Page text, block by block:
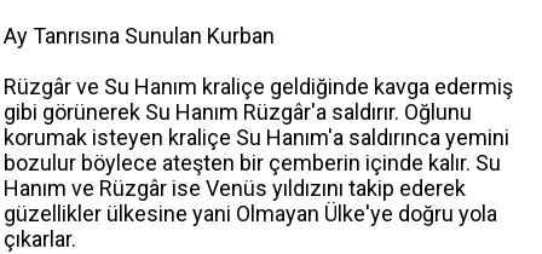
Ay Tanrısına Sunulan Kurban
Rüzgâr ve Su Hanım kraliçe geldiğinde kavga edermiş
gibi görünerek Su Hanım Rüzgâr'a saldırır. Oğlunu
korumak isteyen kraliçe Su Hanım'a saldırınca yemini
bozulur böylece ateşten bir çemberin içinde kalır. Su
Hanım ve Rüzgâr ise Venüs yıldızını takip ederek
güzellikler ülkesine yani Olmayan Ülke'ye doğru yola
çıkarlar.